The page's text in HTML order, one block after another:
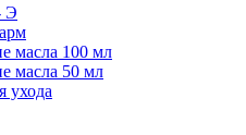
Э
масла 100 мл
масла 50 мл
ухода